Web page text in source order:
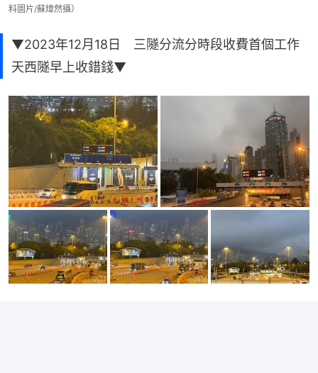
料圖片/蘇煒然攝）
▼2023年12月18日 三隧分流分時段收費首個工作
天西隧早上收錯錢▼